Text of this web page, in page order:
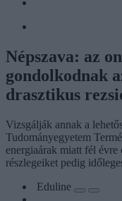
Népszava: az
gondolkodnak
drasztikus
Vizsgálják annak a
Tudományegyetem
energiaárak miatt fél
részlegeiket pedig
Eduline